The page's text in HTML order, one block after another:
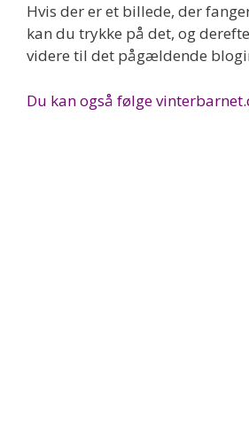
Hvis der er et billede, der
kan du trykke på det, og
videre til det pågældende
Du kan også følge